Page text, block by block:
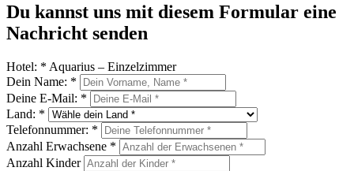
Du kannst uns mit diesem Formular eine
Nachricht senden
Hotel: * Aquarius – Einzelzimmer
Dein Name: *
Deine E-Mail: *
Land: *
Telefonnummer: *
Anzahl Erwachsene *
Anzahl Kinder